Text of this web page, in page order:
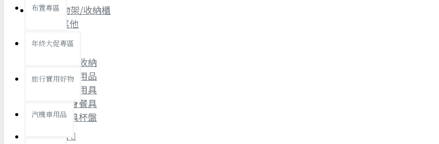
優惠活動最新活動
汽機車用品
查看更多
布置專區
年終大促專區
旅行實用好物
汽機車用品
置物架/收納櫃
其他
餐飲廚具
廚房收納
廚房用品
烘焙用具
隨身餐具
餐具杯盤
文具禮品